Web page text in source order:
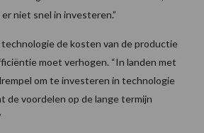
niet snel in investeren.”
de kosten van de productie
moet verhogen. “In landen met
om te investeren in technologie
de voordelen op de lange termijn